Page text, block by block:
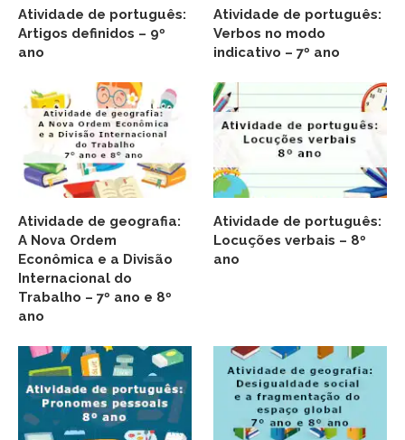
Atividade de português:
Artigos definidos – 9º
ano
Atividade de português:
Verbos no modo
indicativo – 7º ano
Atividade de geografia:
A Nova Ordem
Econômica e a Divisão
Internacional do
Trabalho – 7º ano e 8º
ano
Atividade de português:
Locuções verbais – 8º
ano